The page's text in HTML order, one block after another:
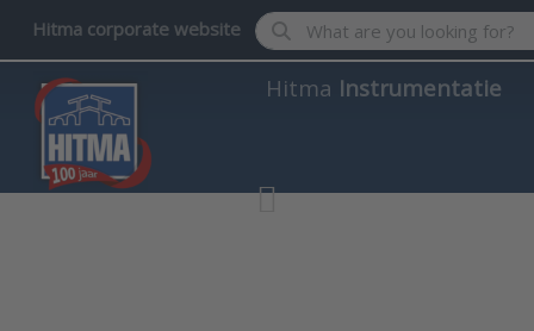
Hitma corporate website Enter a search term. Results
Hitma Instrumentatie